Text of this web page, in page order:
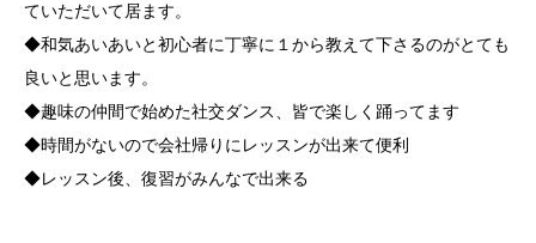
ていただいて居ます。
◆和気あいあいと初心者に丁寧に１から教えて下さるのがとても
良いと思います。
◆趣味の仲間で始めた社交ダンス、皆で楽しく踊ってます
◆時間がないので会社帰りにレッスンが出来て便利
◆レッスン後、復習がみんなで出来る